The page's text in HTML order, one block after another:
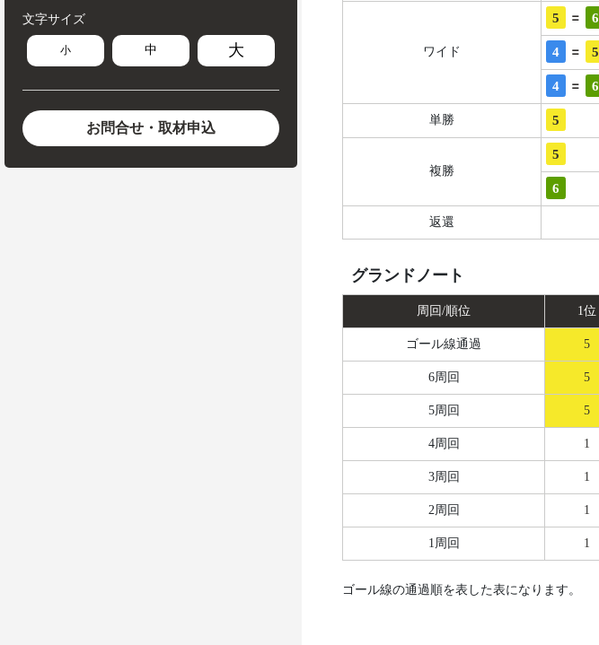
文字サイズ
小 中 大
お問合せ・取材申込
ワイド
5 = 6
4 = 5
4 = 6
単勝 5
複勝
5
6
返還
グランドノート
周回/順位 1位
ゴール線通過 5
6周回 5
5周回 5
4周回 1
3周回 1
2周回 1
1周回 1
ゴール線の通過順を表した表になります。